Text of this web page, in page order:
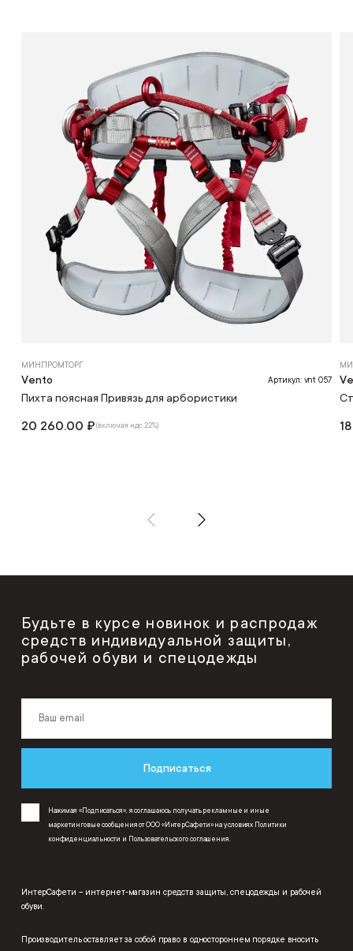
МИНПРОМТОРГ
Vento Артикул: vnt 057
Пихта поясная Привязь для арбористики
20 260.00 ₽(включая ндс 22%)
Будьте в курсе новинок и распродаж
средств индивидуальной защиты,
рабочей обуви и спецодежды
Подписаться
Нажимая «Подписаться», я соглашаюсь получать рекламные и иные
маркетинговые сообщения от ООО «ИнтерСафети» на условиях Политики
конфиденциальности и Пользовательского соглашения
ИнтерСафети – интернет-магазин средств защиты, спецодежды и рабочей
обуви.
Производитель оставляет за собой право в одностороннем порядке вносить